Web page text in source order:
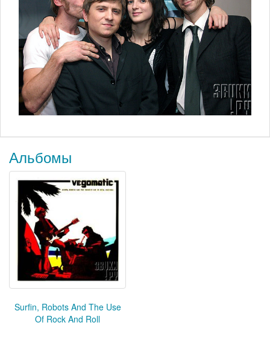
Альбомы
Surfin, Robots And The Use
Of Rock And Roll